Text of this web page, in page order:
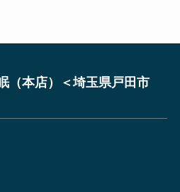
（本店）＜埼玉県戸田市